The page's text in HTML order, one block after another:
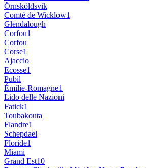
Örnsköldsvik
Comté de Wicklow1
Glendalough
Corfou1
Corfou
Corse1
Ajaccio
Ecosse1
Pubil
Émilie-Romagne1
Lido delle Nazioni
Fatick1
Toubakouta
Flandre1
Schepdael
Floride1
Miami
Grand Est10